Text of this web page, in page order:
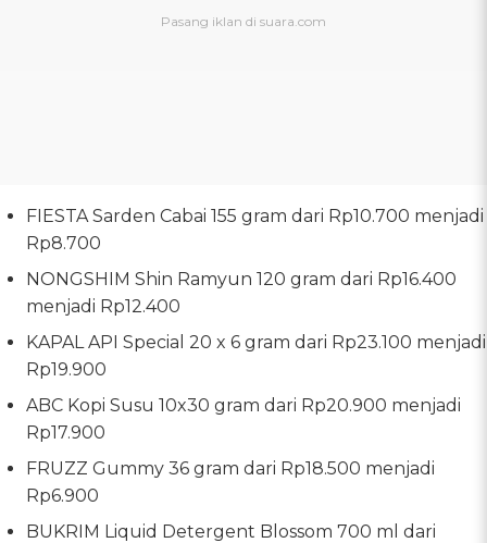
FIESTA Sarden Cabai 155 gram dari Rp10.700 menjadi
Rp8.700
NONGSHIM Shin Ramyun 120 gram dari Rp16.400
menjadi Rp12.400
KAPAL API Special 20 x 6 gram dari Rp23.100 menjadi
Rp19.900
ABC Kopi Susu 10x30 gram dari Rp20.900 menjadi
Rp17.900
FRUZZ Gummy 36 gram dari Rp18.500 menjadi
Rp6.900
BUKRIM Liquid Detergent Blossom 700 ml dari